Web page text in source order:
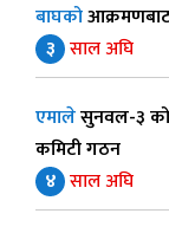
बाघको
३ साल अघि
एमालेसुनवल-३ को
कमिटी गठन
४ साल अघि